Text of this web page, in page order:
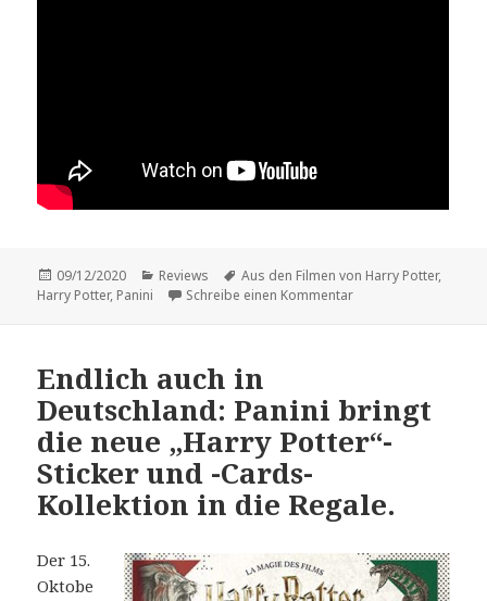
Veröffentlicht
am
09/12/2020 Kategorien
Reviews Schlagwörter
Aus den Filmen von Harry Potter,
Harry Potter, Panini Schreibe einen Kommentarzu Review: „Aus den
Endlich auch in
Deutschland: Panini bringt
die neue „Harry Potter“-
Sticker und -Cards-
Kollektion in die Regale.
Der 15.
Oktobe